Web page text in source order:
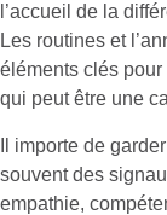
l’accueil de la
Les routines et
éléments clés
qui peut être une
Il importe de
souvent des
empathie,